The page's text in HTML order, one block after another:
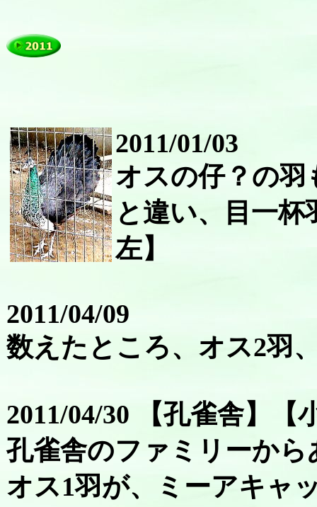
2011/01/03
オスの仔？の
と違い、目一
左】
2011/04/09
数えたところ、オス2羽
2011/04/30 【孔雀舎】【
孔雀舎のファミリーから
オス1羽が、ミーアキャ